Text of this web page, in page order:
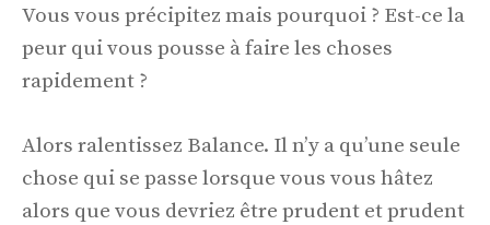
Vous vous précipitez mais pourquoi ? Est-ce la
peur qui vous pousse à faire les choses
rapidement ?
Alors ralentissez Balance. Il n’y a qu’une seule
chose qui se passe lorsque vous vous hâtez
alors que vous devriez être prudent et prudent